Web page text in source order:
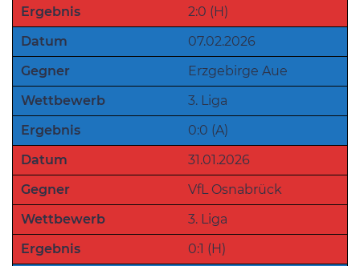
Ergebnis
2:0 (H)
Datum
07.02.2026
Gegner
Erzgebirge Aue
Wettbewerb
3. Liga
Ergebnis
0:0 (A)
Datum
31.01.2026
Gegner
VfL Osnabrück
Wettbewerb
3. Liga
Ergebnis
0:1 (H)